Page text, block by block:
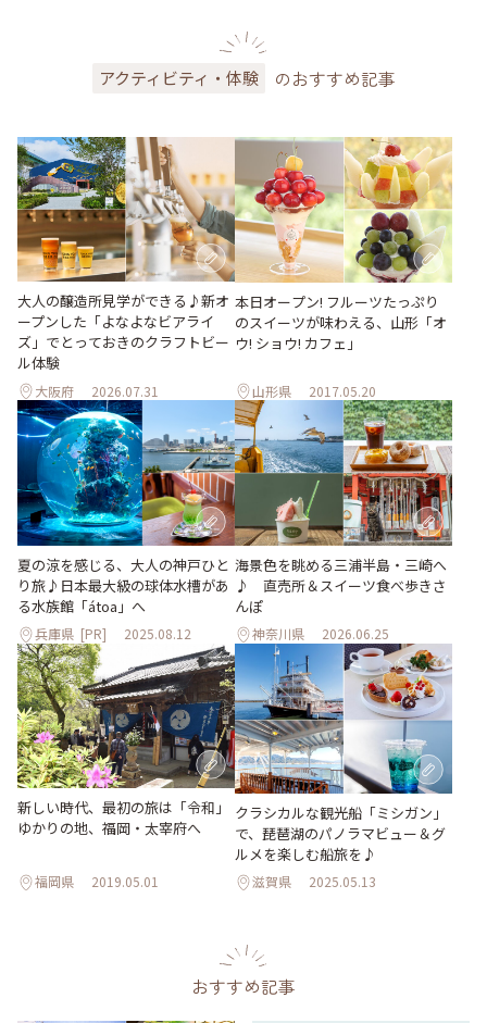
アクティビティ・体験 のおすすめ記事
大人の醸造所見学ができる♪新オ
ープンした「よなよなビアライ
ズ」でとっておきのクラフトビー
ル体験
大阪府 2026.07.31
本日オープン! フルーツたっぷり
のスイーツが味わえる、山形「オ
ウ! ショウ! カフェ」
山形県 2017.05.20
夏の涼を感じる、大人の神戸ひと
り旅♪日本最大級の球体水槽があ
る水族館「átoa」へ
兵庫県 [PR] 2025.08.12
海景色を眺める三浦半島・三崎へ
♪ 直売所＆スイーツ食べ歩きさ
んぽ
神奈川県 2026.06.25
新しい時代、最初の旅は「令和」
ゆかりの地、福岡・太宰府へ
福岡県 2019.05.01
クラシカルな観光船「ミシガン」
で、琵琶湖のパノラマビュー＆グ
ルメを楽しむ船旅を♪
滋賀県 2025.05.13
おすすめ記事